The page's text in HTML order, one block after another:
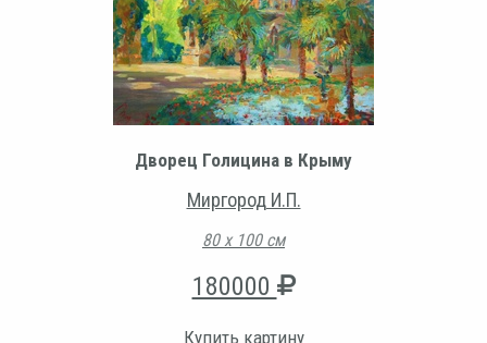
Дворец Голицина в Крыму
Миргород И.П.
80 х 100 см
180000
Купить картину